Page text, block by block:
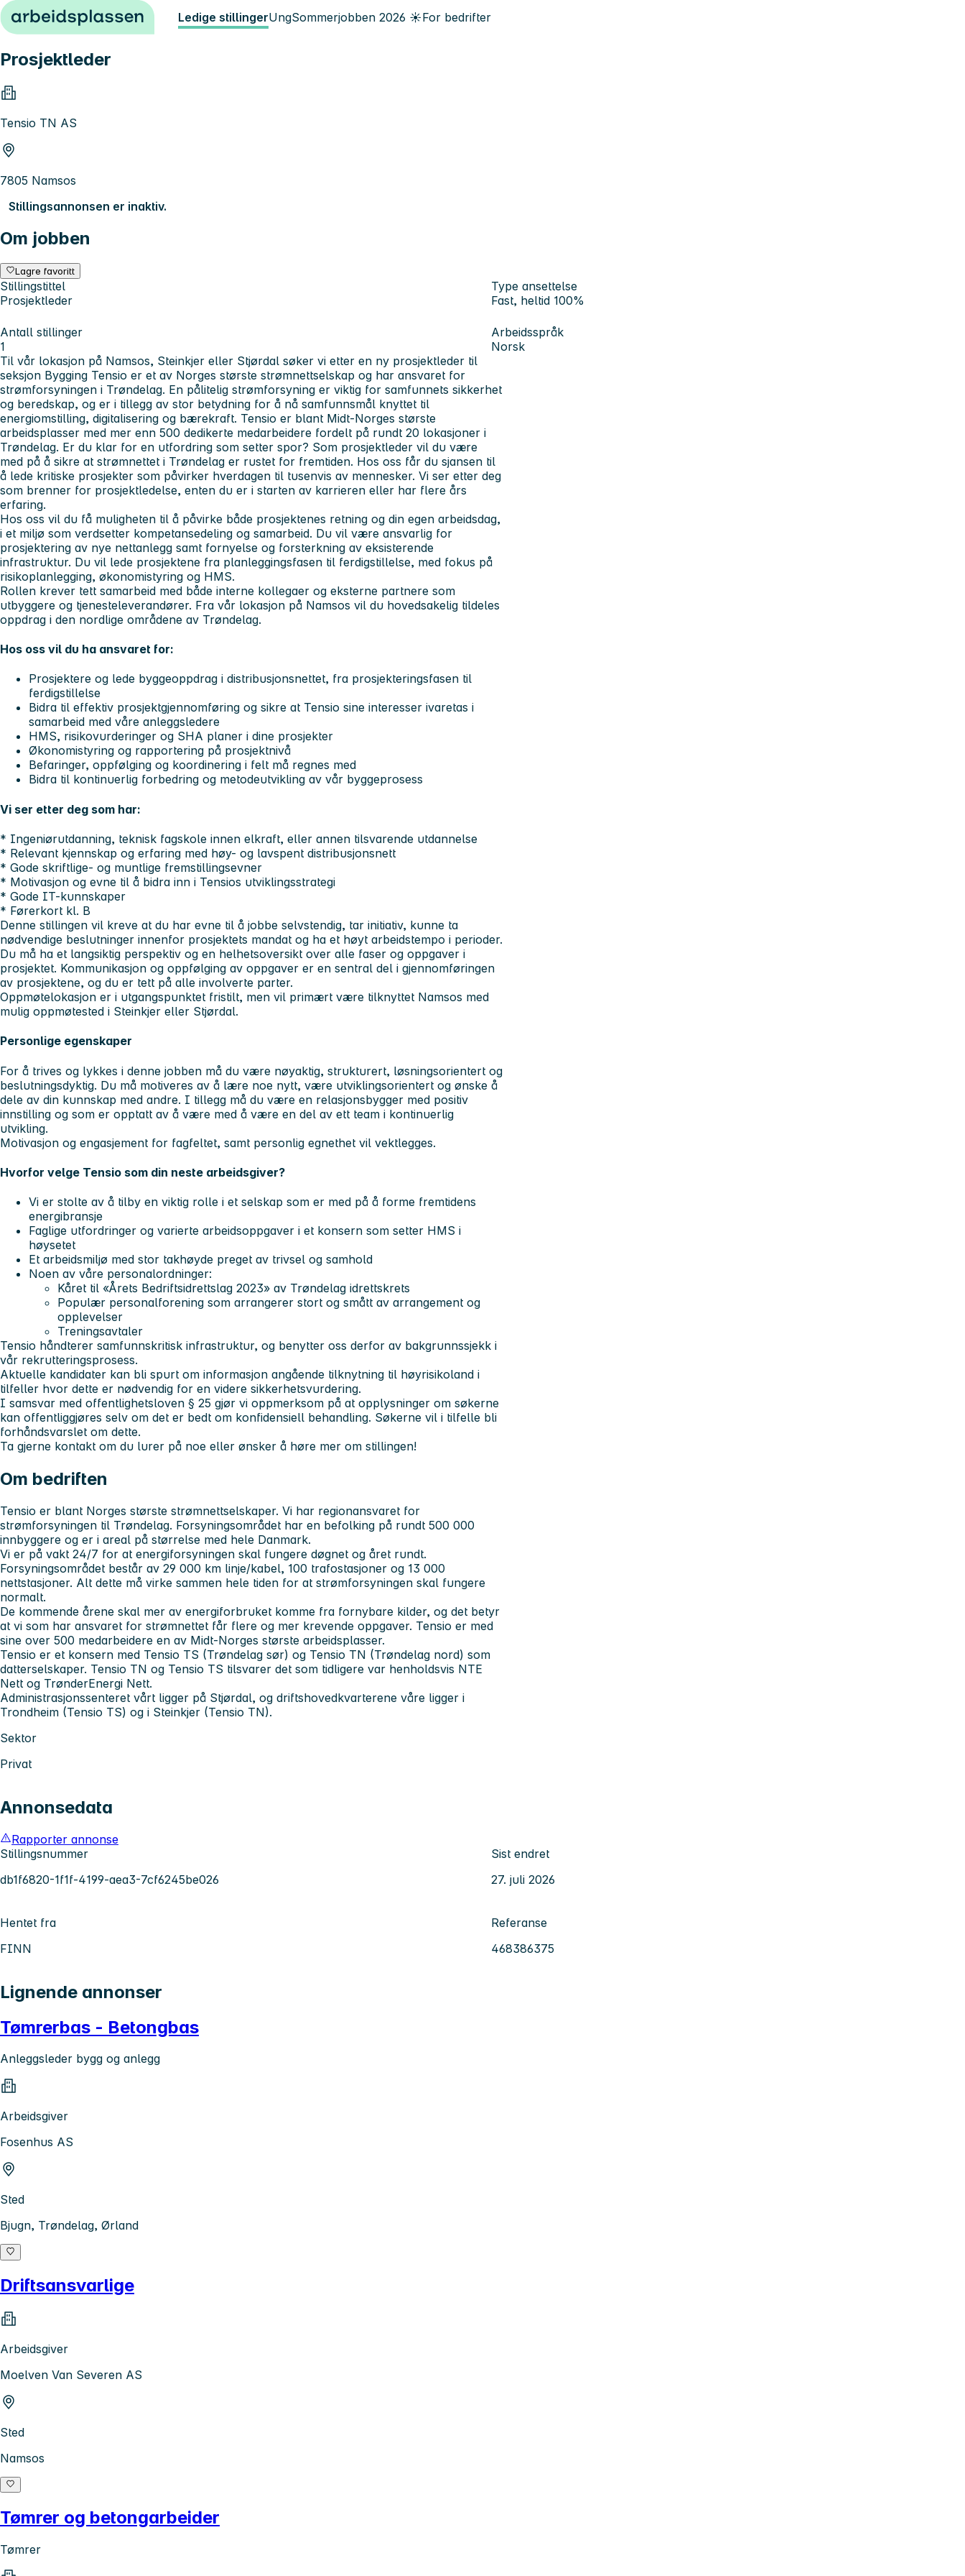
Hopp til innhold Ledige stillingerUngSommerjobben 2026 ☀️For bedrifter
Prosjektleder
Tensio TN AS
7805 Namsos
Stillingsannonsen er inaktiv.
Om jobben
Lagre favoritt
Stillingstittel
Prosjektleder
Type ansettelse
Fast, heltid 100%
Antall stillinger
1
Arbeidsspråk
Norsk
Til vår lokasjon på Namsos, Steinkjer eller Stjørdal søker vi etter en ny prosjektleder til
seksjon Bygging Tensio er et av Norges største strømnettselskap og har ansvaret for
strømforsyningen i Trøndelag. En pålitelig strømforsyning er viktig for samfunnets sikkerhet
og beredskap, og er i tillegg av stor betydning for å nå samfunnsmål knyttet til
energiomstilling, digitalisering og bærekraft. Tensio er blant Midt-Norges største
arbeidsplasser med mer enn 500 dedikerte medarbeidere fordelt på rundt 20 lokasjoner i
Trøndelag. Er du klar for en utfordring som setter spor? Som prosjektleder vil du være
med på å sikre at strømnettet i Trøndelag er rustet for fremtiden. Hos oss får du sjansen til
å lede kritiske prosjekter som påvirker hverdagen til tusenvis av mennesker. Vi ser etter deg
som brenner for prosjektledelse, enten du er i starten av karrieren eller har flere års
erfaring.
Hos oss vil du få muligheten til å påvirke både prosjektenes retning og din egen arbeidsdag,
i et miljø som verdsetter kompetansedeling og samarbeid. Du vil være ansvarlig for
prosjektering av nye nettanlegg samt fornyelse og forsterkning av eksisterende
infrastruktur. Du vil lede prosjektene fra planleggingsfasen til ferdigstillelse, med fokus på
risikoplanlegging, økonomistyring og HMS.
Rollen krever tett samarbeid med både interne kollegaer og eksterne partnere som
utbyggere og tjenesteleverandører. Fra vår lokasjon på Namsos vil du hovedsakelig tildeles
oppdrag i den nordlige områdene av Trøndelag.
Hos oss vil du ha ansvaret for:
Prosjektere og lede byggeoppdrag i distribusjonsnettet, fra prosjekteringsfasen til
ferdigstillelse
Bidra til effektiv prosjektgjennomføring og sikre at Tensio sine interesser ivaretas i
samarbeid med våre anleggsledere
HMS, risikovurderinger og SHA planer i dine prosjekter
Økonomistyring og rapportering på prosjektnivå
Befaringer, oppfølging og koordinering i felt må regnes med
Bidra til kontinuerlig forbedring og metodeutvikling av vår byggeprosess
Vi ser etter deg som har:
* Ingeniørutdanning, teknisk fagskole innen elkraft, eller annen tilsvarende utdannelse
* Relevant kjennskap og erfaring med høy- og lavspent distribusjonsnett
* Gode skriftlige- og muntlige fremstillingsevner
* Motivasjon og evne til å bidra inn i Tensios utviklingsstrategi
* Gode IT-kunnskaper
* Førerkort kl. B
Denne stillingen vil kreve at du har evne til å jobbe selvstendig, tar initiativ, kunne ta
nødvendige beslutninger innenfor prosjektets mandat og ha et høyt arbeidstempo i perioder.
Du må ha et langsiktig perspektiv og en helhetsoversikt over alle faser og oppgaver i
prosjektet. Kommunikasjon og oppfølging av oppgaver er en sentral del i gjennomføringen
av prosjektene, og du er tett på alle involverte parter.
Oppmøtelokasjon er i utgangspunktet fristilt, men vil primært være tilknyttet Namsos med
mulig oppmøtested i Steinkjer eller Stjørdal.
Personlige egenskaper
For å trives og lykkes i denne jobben må du være nøyaktig, strukturert, løsningsorientert og
beslutningsdyktig. Du må motiveres av å lære noe nytt, være utviklingsorientert og ønske å
dele av din kunnskap med andre. I tillegg må du være en relasjonsbygger med positiv
innstilling og som er opptatt av å være med å være en del av ett team i kontinuerlig
utvikling.
Motivasjon og engasjement for fagfeltet, samt personlig egnethet vil vektlegges.
Hvorfor velge Tensio som din neste arbeidsgiver?
Vi er stolte av å tilby en viktig rolle i et selskap som er med på å forme fremtidens
energibransje
Faglige utfordringer og varierte arbeidsoppgaver i et konsern som setter HMS i
høysetet
Et arbeidsmiljø med stor takhøyde preget av trivsel og samhold
Noen av våre personalordninger:
Kåret til «Årets Bedriftsidrettslag 2023» av Trøndelag idrettskrets
Populær personalforening som arrangerer stort og smått av arrangement og
opplevelser
Treningsavtaler
Tensio håndterer samfunnskritisk infrastruktur, og benytter oss derfor av bakgrunnssjekk i
vår rekrutteringsprosess.
Aktuelle kandidater kan bli spurt om informasjon angående tilknytning til høyrisikoland i
tilfeller hvor dette er nødvendig for en videre sikkerhetsvurdering.
I samsvar med offentlighetsloven § 25 gjør vi oppmerksom på at opplysninger om søkerne
kan offentliggjøres selv om det er bedt om konfidensiell behandling. Søkerne vil i tilfelle bli
forhåndsvarslet om dette.
Ta gjerne kontakt om du lurer på noe eller ønsker å høre mer om stillingen!
Om bedriften
Tensio er blant Norges største strømnettselskaper. Vi har regionansvaret for
strømforsyningen til Trøndelag. Forsyningsområdet har en befolking på rundt 500 000
innbyggere og er i areal på størrelse med hele Danmark.
Vi er på vakt 24/7 for at energiforsyningen skal fungere døgnet og året rundt.
Forsyningsområdet består av 29 000 km linje/kabel, 100 trafostasjoner og 13 000
nettstasjoner. Alt dette må virke sammen hele tiden for at strømforsyningen skal fungere
normalt.
De kommende årene skal mer av energiforbruket komme fra fornybare kilder, og det betyr
at vi som har ansvaret for strømnettet får flere og mer krevende oppgaver. Tensio er med
sine over 500 medarbeidere en av Midt-Norges største arbeidsplasser.
Tensio er et konsern med Tensio TS (Trøndelag sør) og Tensio TN (Trøndelag nord) som
datterselskaper. Tensio TN og Tensio TS tilsvarer det som tidligere var henholdsvis NTE
Nett og TrønderEnergi Nett.
Administrasjonssenteret vårt ligger på Stjørdal, og driftshovedkvarterene våre ligger i
Trondheim (Tensio TS) og i Steinkjer (Tensio TN).
Sektor
Privat
Annonsedata
Rapporter annonse
Stillingsnummer
db1f6820-1f1f-4199-aea3-7cf6245be026
Sist endret
27. juli 2026
Hentet fra
FINN
Referanse
468386375
Lignende annonser
Tømrerbas - Betongbas
Anleggsleder bygg og anlegg
Arbeidsgiver
Fosenhus AS
Sted
Bjugn, Trøndelag, Ørland
Driftsansvarlige
Arbeidsgiver
Moelven Van Severen AS
Sted
Namsos
Tømrer og betongarbeider
Tømrer